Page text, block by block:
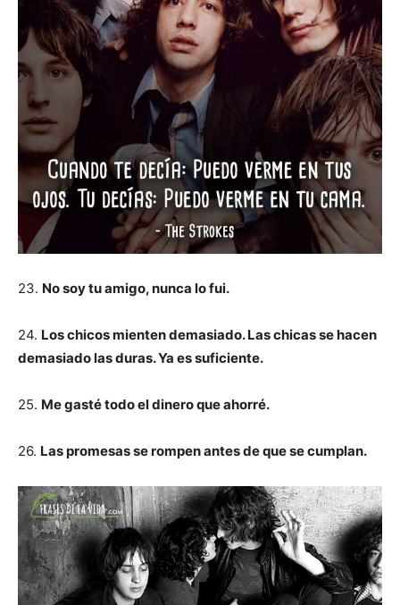
23. No soy tu amigo, nunca lo fui.
24. Los chicos mienten demasiado. Las chicas se hacen
demasiado las duras. Ya es suficiente.
25. Me gasté todo el dinero que ahorré.
26. Las promesas se rompen antes de que se cumplan.